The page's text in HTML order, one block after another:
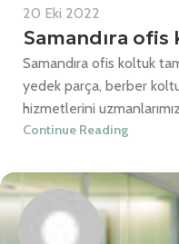
20 Eki 2022
Samandıra
Samandıra ofis koltuk
yedek parça, berber
hizmetlerini
Continue Reading